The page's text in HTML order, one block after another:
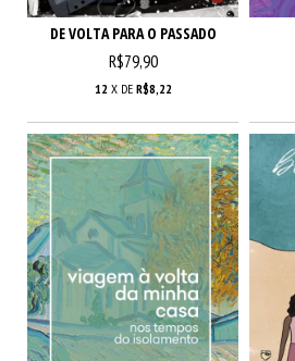
DE VOLTA PARA O PASSADO
R$79,90
12 X DE R$8,22